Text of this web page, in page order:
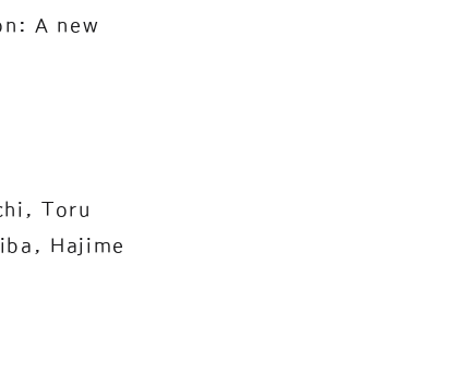
A new
Toru
Hajime